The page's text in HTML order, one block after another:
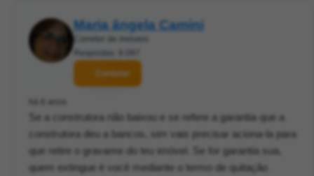
Maria ângela Camini
Corretor de imóveis
Respostas: 8.097
Contatar
há 6 anos
Se a construtora não baixou e se refere a garantia que a
construtora deu a bancos, sim vais precisar aciona-la para
que retire o gravame do teu imóvel. Se for garantia sua,
quem extingue é você mediante o termo de quitação